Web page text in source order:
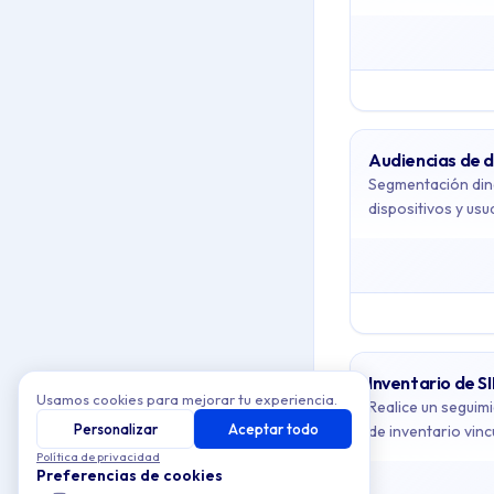
Topics covered:
Article listing:
Interpolación
Composición
Quiosco de
Asistente de
Audiencias de
Segmentación
dispositivos y
Inventario de
Realice un
de inventario
Usamos cookies para mejorar tu experiencia.
Personalizar
Aceptar todo
Política de privacidad
Preferencias de cookies